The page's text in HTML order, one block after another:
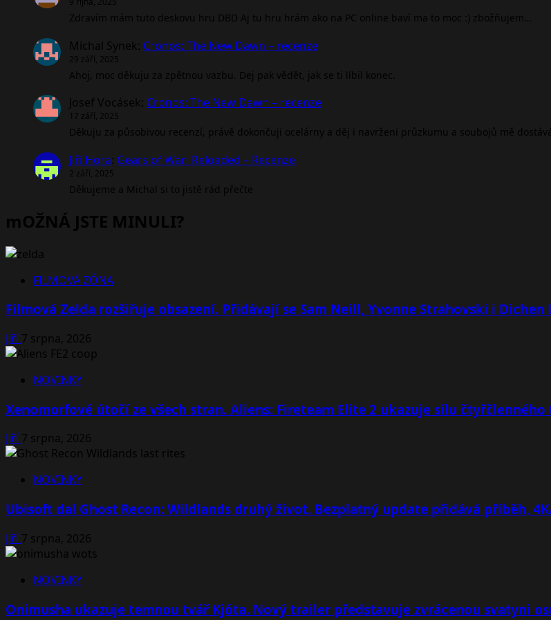
Zdravím mám tuto deskovu hru DBD Aj tu hru hrám ako na PC online baví ma to moc :) zbožňujem…
Michal Synek: Cronos: The New Dawn – recenze
29 září, 2025
Ahoj, moc děkuju za zpětnou vazbu. Dej pak vědět, jak se ti líbil konec.
Josef Vocásek: Cronos: The New Dawn – recenze
17 září, 2025
Děkuju za působivou recenzí, právě dokončuji ocelárny a děj i navržení průzkumu a soubojů mě
Jiří Hora: Gears of War: Reloaded – Recenze
2 září, 2025
Děkujeme a Michal si to jistě rád přečte
mOŽNÁ JSTE MINULI?
FILMOVÁ ZÓNA
Filmová Zelda rozšiřuje obsazení. Přidávají se Sam Neill, Yvonne Strahovski i Dichen
Jiří7 srpna, 2026
NOVINKY
Xenomorfové útočí ze všech stran. Aliens: Fireteam Elite 2 ukazuje sílu čtyřčlenného
Jiří7 srpna, 2026
NOVINKY
Ubisoft dal Ghost Recon: Wildlands druhý život. Bezplatný update přidává příběh,
Jiří7 srpna, 2026
NOVINKY
Onimusha ukazuje temnou tvář Kjóta. Nový trailer představuje zvrácenou svatyni